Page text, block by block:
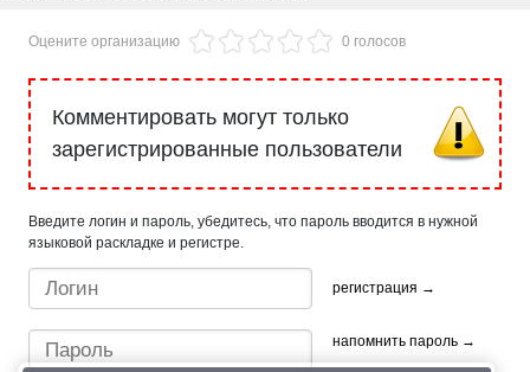
Оцените организацию 0 голосов
Комментировать могут только
зарегистрированные пользователи
Введите логин и пароль, убедитесь, что пароль вводится в нужной
языковой раскладке и регистре.
регистрация →
напомнить пароль →